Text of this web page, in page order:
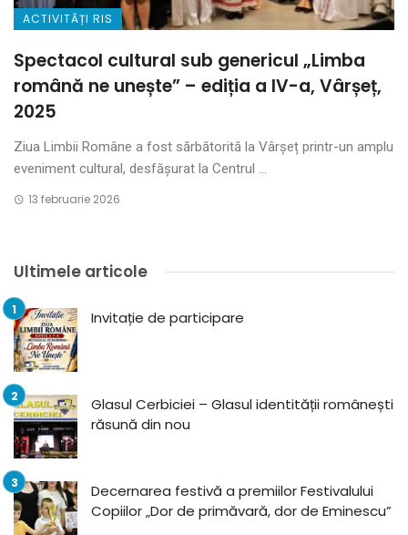
ACTIVITĂȚI RIS
Spectacol cultural sub genericul „Limba
română ne unește” – ediția a IV-a, Vârșeț,
2025
Ziua Limbii Române a fost sărbătorită la Vârșeț printr-un amplu
eveniment cultural, desfășurat la Centrul ...
13 februarie 2026
Ultimele articole
Invitație de participare
Glasul Cerbiciei – Glasul identității românești
răsună din nou
Decernarea festivă a premiilor Festivalului
Copiilor „Dor de primăvară, dor de Eminescu”